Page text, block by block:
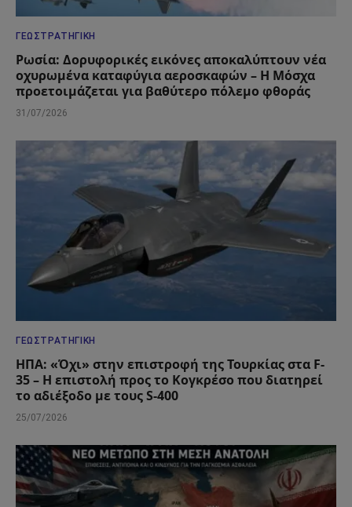
ΓΕΩΣΤΡΑΤΗΓΙΚΉ
Ρωσία: Δορυφορικές εικόνες αποκαλύπτουν νέα
οχυρωμένα καταφύγια αεροσκαφών – Η Μόσχα
προετοιμάζεται για βαθύτερο πόλεμο φθοράς
31/07/2026
ΓΕΩΣΤΡΑΤΗΓΙΚΉ
ΗΠΑ: «Όχι» στην επιστροφή της Τουρκίας στα F-
35 – Η επιστολή προς το Κογκρέσο που διατηρεί
το αδιέξοδο με τους S-400
25/07/2026